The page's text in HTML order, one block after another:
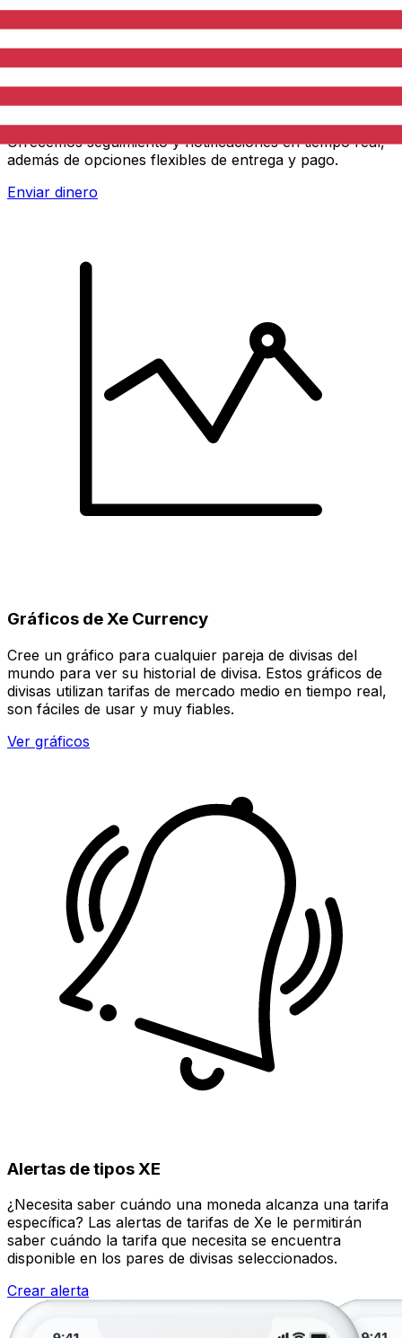
Transferencias de dinero internacionales Xe
Envíe dinero en línea de forma rápida, segura y fácil.
Ofrecemos seguimiento y notificaciones en tiempo real,
además de opciones flexibles de entrega y pago.
Enviar dinero
Gráficos de Xe Currency
Cree un gráfico para cualquier pareja de divisas del
mundo para ver su historial de divisa. Estos gráficos de
divisas utilizan tarifas de mercado medio en tiempo real,
son fáciles de usar y muy fiables.
Ver gráficos
Alertas de tipos XE
¿Necesita saber cuándo una moneda alcanza una tarifa
específica? Las alertas de tarifas de Xe le permitirán
saber cuándo la tarifa que necesita se encuentra
disponible en los pares de divisas seleccionados.
Crear alerta